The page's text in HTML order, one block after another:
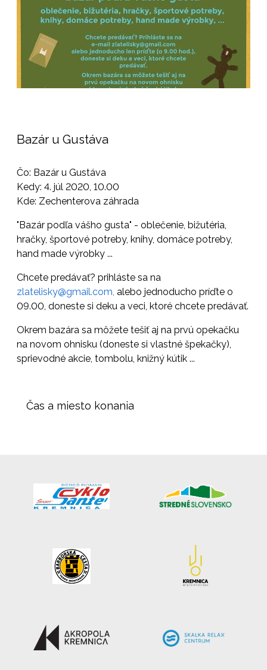
Bazár u Gustáva
Čo: Bazár u Gustáva
Kedy: 4. júl 2020, 10.00
Kde: Zechenterova záhrada
"Bazár podľa vášho gusta" - oblečenie, bižutéria,
hračky, športové potreby, knihy, domáce potreby,
hand made výrobky ...
Chcete predávať? prihláste sa na
zlatelisky@gmail.com, alebo jednoducho príďte o
09.00, doneste si deku a veci, ktoré chcete predávať.
Okrem bazára sa môžete tešiť aj na prvú opekačku
na novom ohnisku (doneste si vlastné špekačky),
sprievodné akcie, tombolu, knižný kútik ...
Čas a miesto konania